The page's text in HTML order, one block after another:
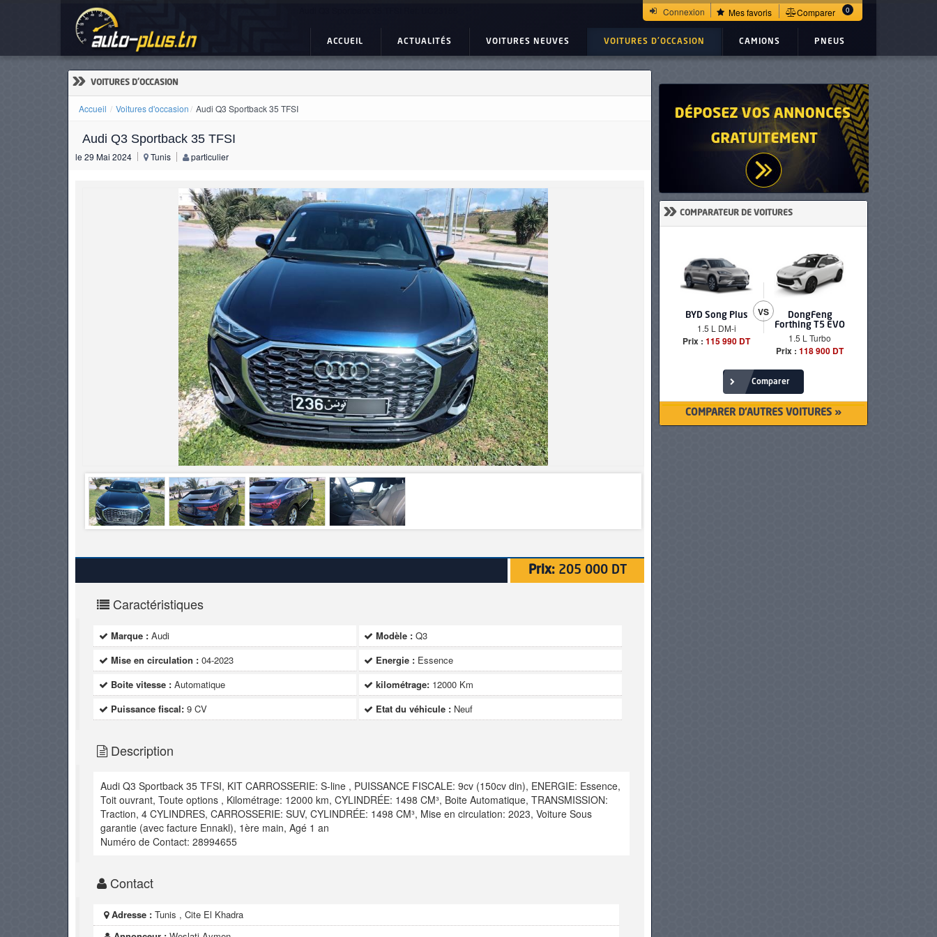
Connexion Mes favoris Comparer 0
ACCUEIL ACTUALITÉS VOITURES NEUVES VOITURES D'OCCASION CAMIONS PNEUS
» VOITURES D'OCCASION
Accueil Voitures d'occasion Audi Q3 Sportback 35 TFSI
Audi Q3 Sportback 35 TFSI
le 29 Mai 2024 Tunis particulier
Prix: 205 000 DT
Caractéristiques
Marque : Audi Modèle : Q3
Mise en circulation : 04-2023 Energie : Essence
Boite vitesse : Automatique kilométrage: 12000 Km
Puissance fiscal: 9 CV Etat du véhicule : Neuf
Description
Audi Q3 Sportback 35 TFSI, KIT CARROSSERIE: S-line , PUISSANCE FISCALE: 9cv (150cv din), ENERGIE: Essence,
Toit ouvrant, Toute options , Kilométrage: 12000 km, CYLINDRÉE: 1498 CM³, Boite Automatique, TRANSMISSION:
Traction, 4 CYLINDRES, CARROSSERIE: SUV, CYLINDRÉE: 1498 CM³, Mise en circulation: 2023, Voiture Sous
garantie (avec facture Ennakl), 1ère main, Agé 1 an
Numéro de Contact: 28994655
Contact
Adresse : Tunis , Cite El Khadra
» COMPARATEUR DE VOITURES
BYD Song Plus
1.5 L DM-i
Prix : 115 990 DT
VS
DongFeng
Forthing T5 EVO
1.5 L Turbo
Prix : 118 900 DT
Comparer
COMPARER D'AUTRES VOITURES »
ACTUALITÉS